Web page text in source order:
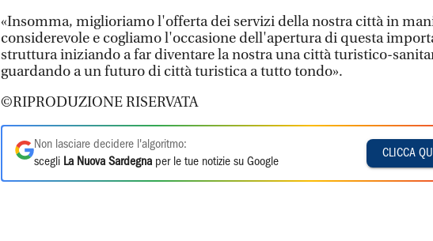
«Insomma, miglioriamo l'offerta dei servizi della nostra città in
considerevole e cogliamo l'occasione dell'apertura di questa
struttura iniziando a far diventare la nostra una città turistico-
guardando a un futuro di città turistica a tutto tondo».
©RIPRODUZIONE RISERVATA
Non lasciare decidere l'algoritmo:
scegli La Nuova Sardegna per le tue notizie su Google
CLICCA QUI